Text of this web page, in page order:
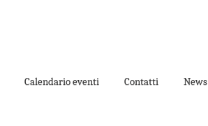
Calendario eventi Contatti News